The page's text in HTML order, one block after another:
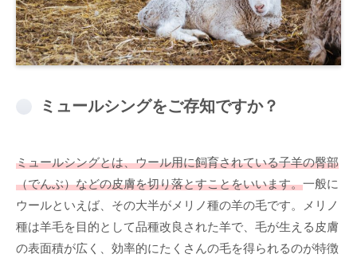
ミュールシングをご存知ですか？
ミュールシングとは、ウール用に飼育されている子羊の臀部
（でんぶ）などの皮膚を切り落とすことをいいます。一般に
ウールといえば、その大半がメリノ種の羊の毛です。メリノ
種は羊毛を目的として品種改良された羊で、毛が生える皮膚
の表面積が広く、効率的にたくさんの毛を得られるのが特徴